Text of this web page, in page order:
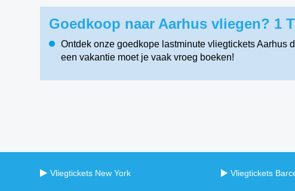
Goedkoop naar Aarhus vliegen? 1
Ontdek onze goedkope lastminute vliegtickets Aarhus
een vakantie moet je vaak vroeg boeken!
Vliegtickets New York Vliegtickets